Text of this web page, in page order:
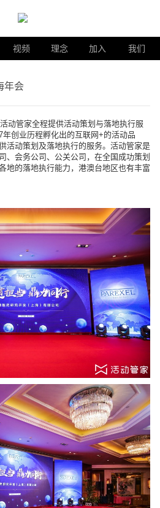
视频 理念 加入 我们
年会
动管家全程提供活动策划与落地执行服
年创业历程孵化出的互联网+的活动品
活动策划及落地执行的服务。活动管家是
、会务公司、公关公司，在全国成功策划
地的落地执行能力，港澳台地区也有丰富